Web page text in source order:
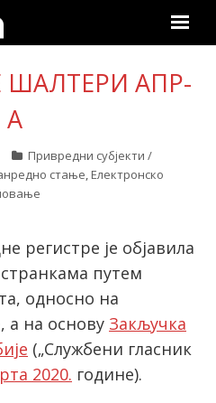
ШАЛТЕРИ АПР-
А
Привредни субјекти /
стање, Електронско
регистре је објавила
путем
односно на
а на основу Закључка
(„Службени гласник
2020. године).